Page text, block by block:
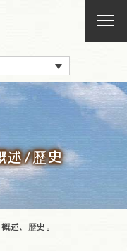
述/歷史
述、歷史。